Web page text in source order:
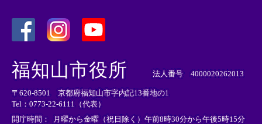
外
部
リ
ン
ク
＞
外
リ
ン
ク
＞
外
部
ン
ク
＞
福知山市役所 法人番号 4000020262013
〒620-8501 京都府福知山市字内記13番地の1
Tel：0773-22-6111（代表）
開庁時間：
月曜から金曜（祝日除く）午前8時30分から午後5時15分